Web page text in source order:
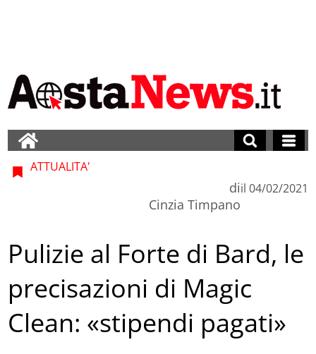
ATTUALITA'
di
Cinzia Timpano
il 04/02/2021
Pulizie al Forte di Bard, le
precisazioni di Magic
Clean: «stipendi pagati»